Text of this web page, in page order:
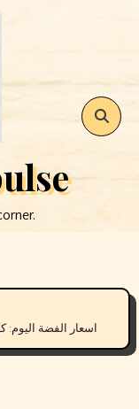
اسعار الفضة اليوم: